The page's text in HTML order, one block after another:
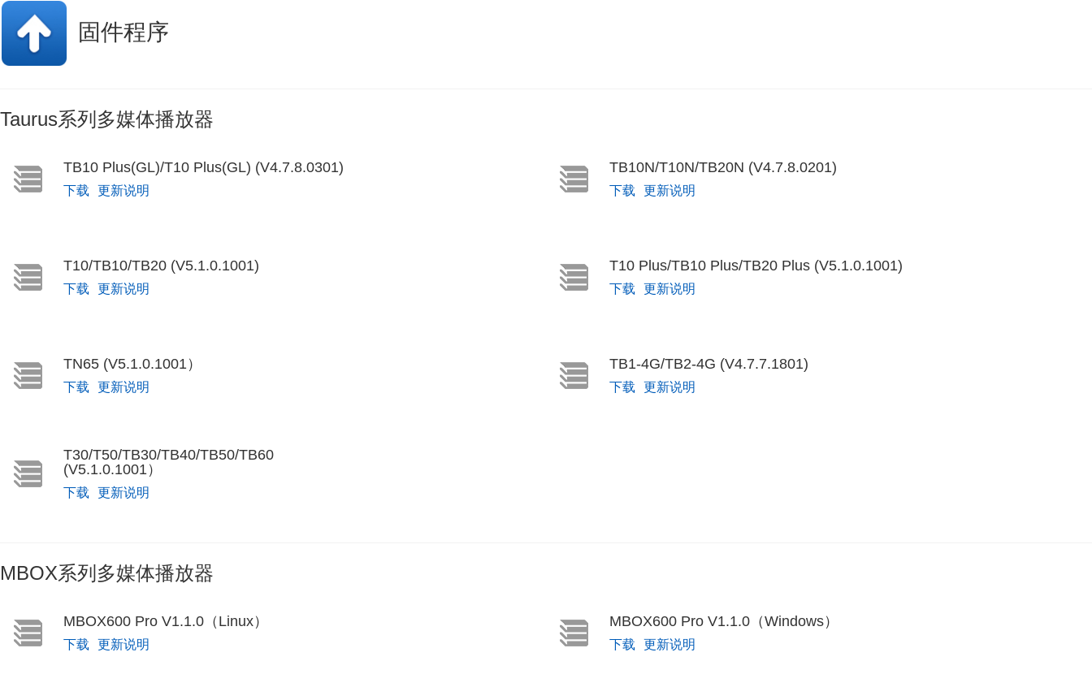
固件程序
Taurus系列多媒体播放器
TB10 Plus(GL)/T10 Plus(GL) (V4.7.8.0301)
下载 更新说明
TB10N/T10N/TB20N (V4.7.8.0201)
下载 更新说明
T10/TB10/TB20 (V5.1.0.1001)
下载 更新说明
T10 Plus/TB10 Plus/TB20 Plus (V5.1.0.1001)
下载 更新说明
TN65 (V5.1.0.1001）
下载 更新说明
TB1-4G/TB2-4G (V4.7.7.1801)
下载 更新说明
T30/T50/TB30/TB40/TB50/TB60
(V5.1.0.1001）
下载 更新说明
MBOX系列多媒体播放器
MBOX600 Pro V1.1.0（Linux）
下载 更新说明
MBOX600 Pro V1.1.0（Windows）
下载 更新说明